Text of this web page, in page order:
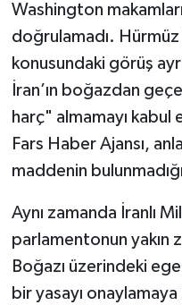
Washington
doğrulamadı. Hürmüz
konusundaki görüş
İran’ın boğazdan
harç" almamayı kabul
Fars Haber Ajansı,
maddenin
Aynı zamanda İranlı
parlamentonun yakın
Boğazı üzerindeki
bir yasayı onaylamaya